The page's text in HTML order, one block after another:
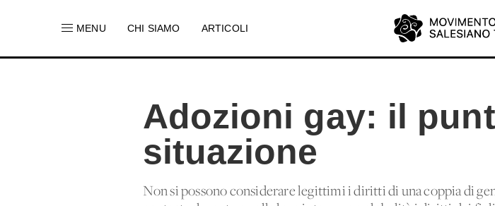
MENU CHI SIAMO ARTICOLI
Adozioni gay: il
situazione
Non si possono considerare legittimi i diritti di una coppia di